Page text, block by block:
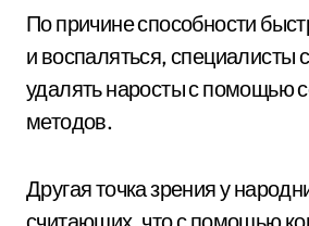
По причине способности
и воспаляться, специалисты
удалять наросты с помощью
методов.
Другая точка зрения у